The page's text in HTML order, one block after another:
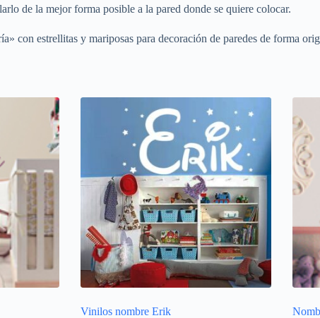
de la mejor forma posible a la pared donde se quiere colocar.
con estrellitas y mariposas para decoración de paredes de forma
Vinilos nombre Erik